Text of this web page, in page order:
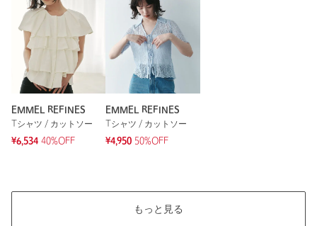
EMMEL REFINES
Tシャツ / カットソー
¥6,534 40%OFF
EMMEL REFINES
Tシャツ / カットソー
¥4,950 50%OFF
もっと見る